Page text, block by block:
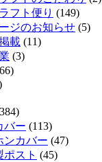
フト便り (149)
ジのお知らせ (5)
載 (11)
(3)
バー (113)
ンカバー (47)
スト (45)